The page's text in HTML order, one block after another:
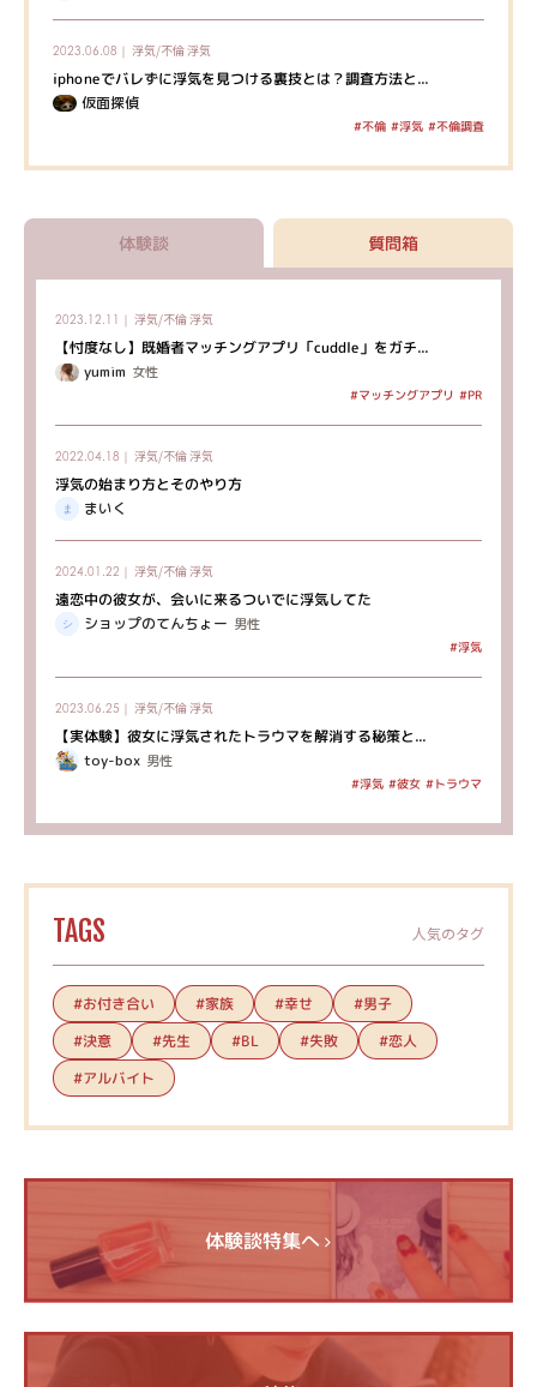
2023.06.08｜ 浮気/不倫浮気
iphoneでバレずに浮気を見つける裏技とは？調査方法と...
仮面探偵
#不倫 #浮気 #不倫調査
体験談 質問箱
2023.12.11｜ 浮気/不倫浮気
【忖度なし】既婚者マッチングアプリ「cuddle」をガチ...
yumim 女性
#マッチングアプリ #PR
2022.04.18｜ 浮気/不倫浮気
浮気の始まり方とそのやり方
まいく
2024.01.22｜ 浮気/不倫浮気
遠恋中の彼女が、会いに来るついでに浮気してた
ショップのてんちょー 男性
#浮気
2023.06.25｜ 浮気/不倫浮気
【実体験】彼女に浮気されたトラウマを解消する秘策と...
toy-box 男性
#浮気 #彼女 #トラウマ
TAGS 人気のタグ
#お付き合い #家族 #幸せ
#男子
#決意
#先生 #BL #失敗 #恋人
#アルバイト
体験談特集へ